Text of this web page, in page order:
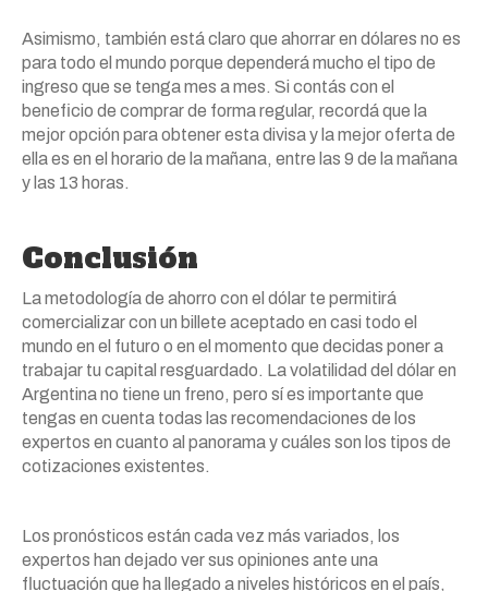
Asimismo, también está claro que ahorrar en dólares no es
para todo el mundo porque dependerá mucho el tipo de
ingreso que se tenga mes a mes. Si contás con el
beneficio de comprar de forma regular, recordá que la
mejor opción para obtener esta divisa y la mejor oferta de
ella es en el horario de la mañana, entre las 9 de la mañana
y las 13 horas.
Conclusión
La metodología de ahorro con el dólar te permitirá
comercializar con un billete aceptado en casi todo el
mundo en el futuro o en el momento que decidas poner a
trabajar tu capital resguardado. La volatilidad del dólar en
Argentina no tiene un freno, pero sí es importante que
tengas en cuenta todas las recomendaciones de los
expertos en cuanto al panorama y cuáles son los tipos de
cotizaciones existentes.
Los pronósticos están cada vez más variados, los
expertos han dejado ver sus opiniones ante una
fluctuación que ha llegado a niveles históricos en el país,